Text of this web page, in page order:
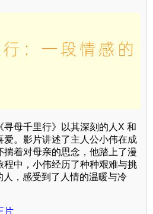
母千里行》以其深刻的人X 和
爱。影片讲述了主人公小伟在成
着对母亲的思念，他踏上了漫
程中，小伟经历了种种艰难与挑
，感受到了人情的温暖与冷
片